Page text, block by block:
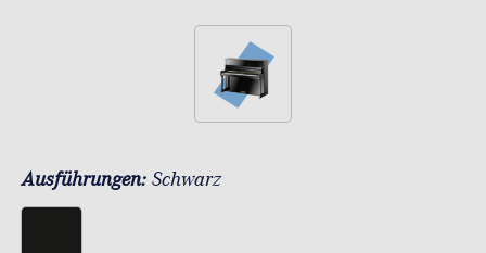
Ausführungen: Schwarz